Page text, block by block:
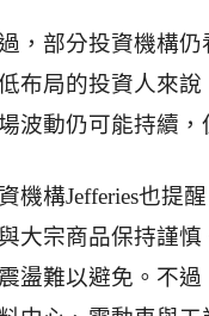
，部分投資機構
布局的投資人來
波動仍可能持續
機構Jefferies也提
大宗商品保持謹
盪難以避免。不